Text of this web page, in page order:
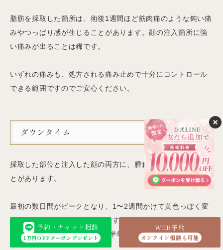
予約・チャット相談
1万円OFFクーポンプレゼント
WEB予約
オンライン相談も可能
脂肪を採取した箇所は、術後1週間ほど筋肉痛のような鈍い痛
みやつっぱり感が生じることがあります。顔の注入箇所に強
い痛みが出ることは稀です。
いずれの痛みも、処方される痛み止めで十分にコントロール
できる範囲ですのでご安心ください。
ダウンタイム
採取した部位と注入した顔の両方に、腫れや内出血が出るこ
とがあります。
最初の数日間がピークとなり、1〜2週間かけて黄色っぽく変
化しながら徐々に消えていきます。注入した脂肪が完全に定
着するまでには、約3ヶ月から半年かかります。